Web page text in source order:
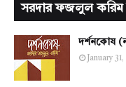
সরদার ফজলুল করিম
দর্শনকোষ
January